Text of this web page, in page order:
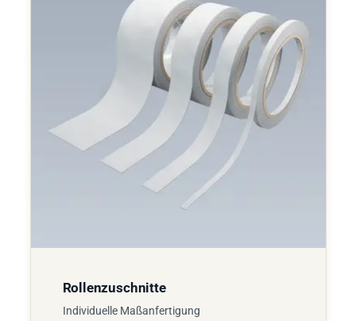
Rollenzuschnitte
Individuelle Maßanfertigung